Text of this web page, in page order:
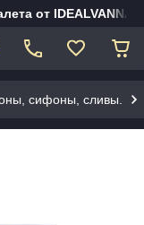
от
сифоны, сливы.